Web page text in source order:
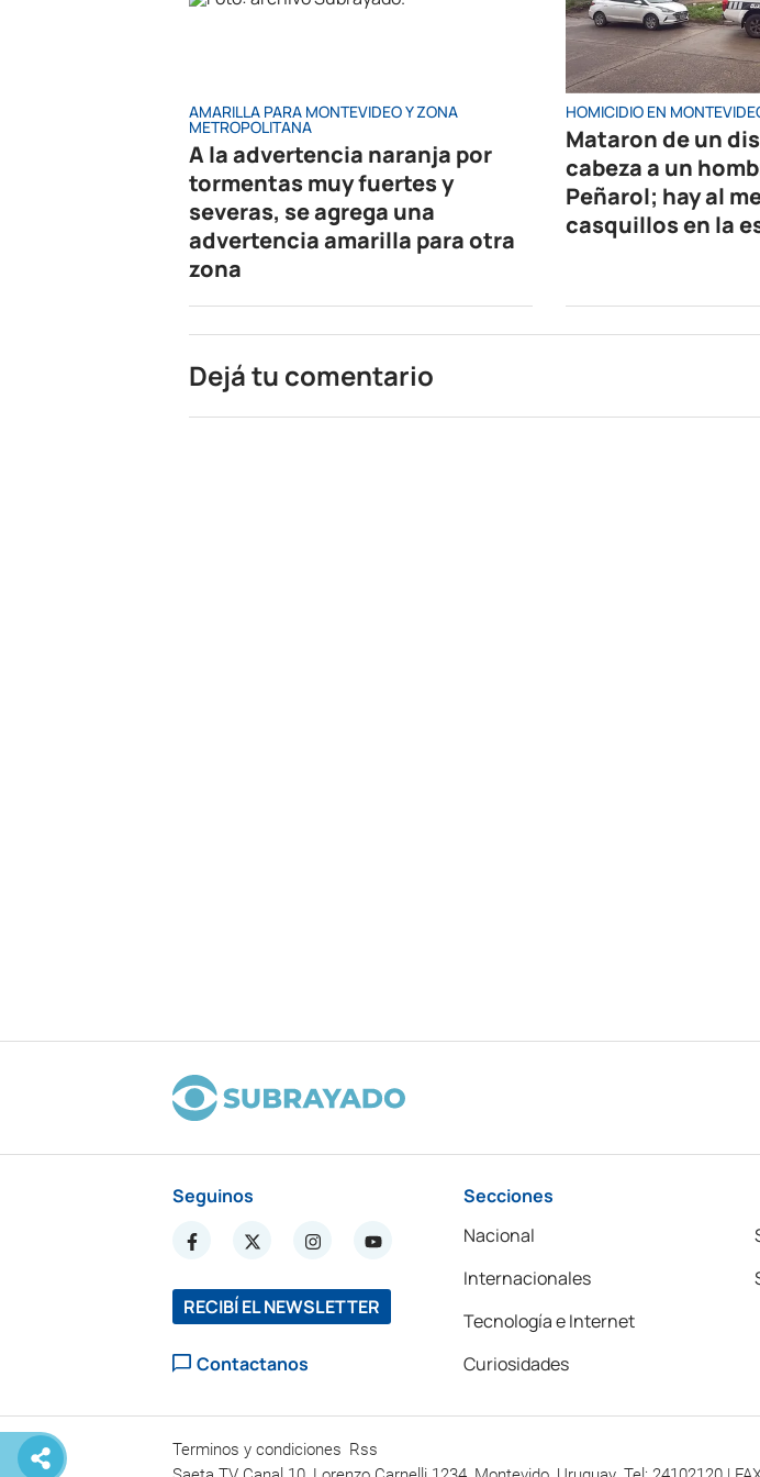
AMARILLA PARA MONTEVIDEO Y ZONA
METROPOLITANA
A la advertencia naranja por
tormentas muy fuertes y
severas, se agrega una
advertencia amarilla para otra
zona
HOMICIDIO EN
Mataron de un
cabeza a un
Peñarol; hay al
casquillos en la
Dejá tu comentario
Seguinos
RECIBÍ EL NEWSLETTER
Contactanos
Secciones
Nacional
Internacionales
Tecnología e Internet
Curiosidades
Terminos y condiciones Rss